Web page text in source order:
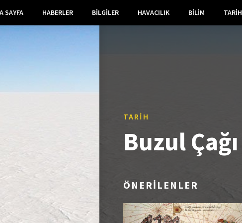
SAYFA HABERLER BILGILER HAVACILIK BILIM TARIH
TARIH
Buzul Çağı
ÖNERİLENLER